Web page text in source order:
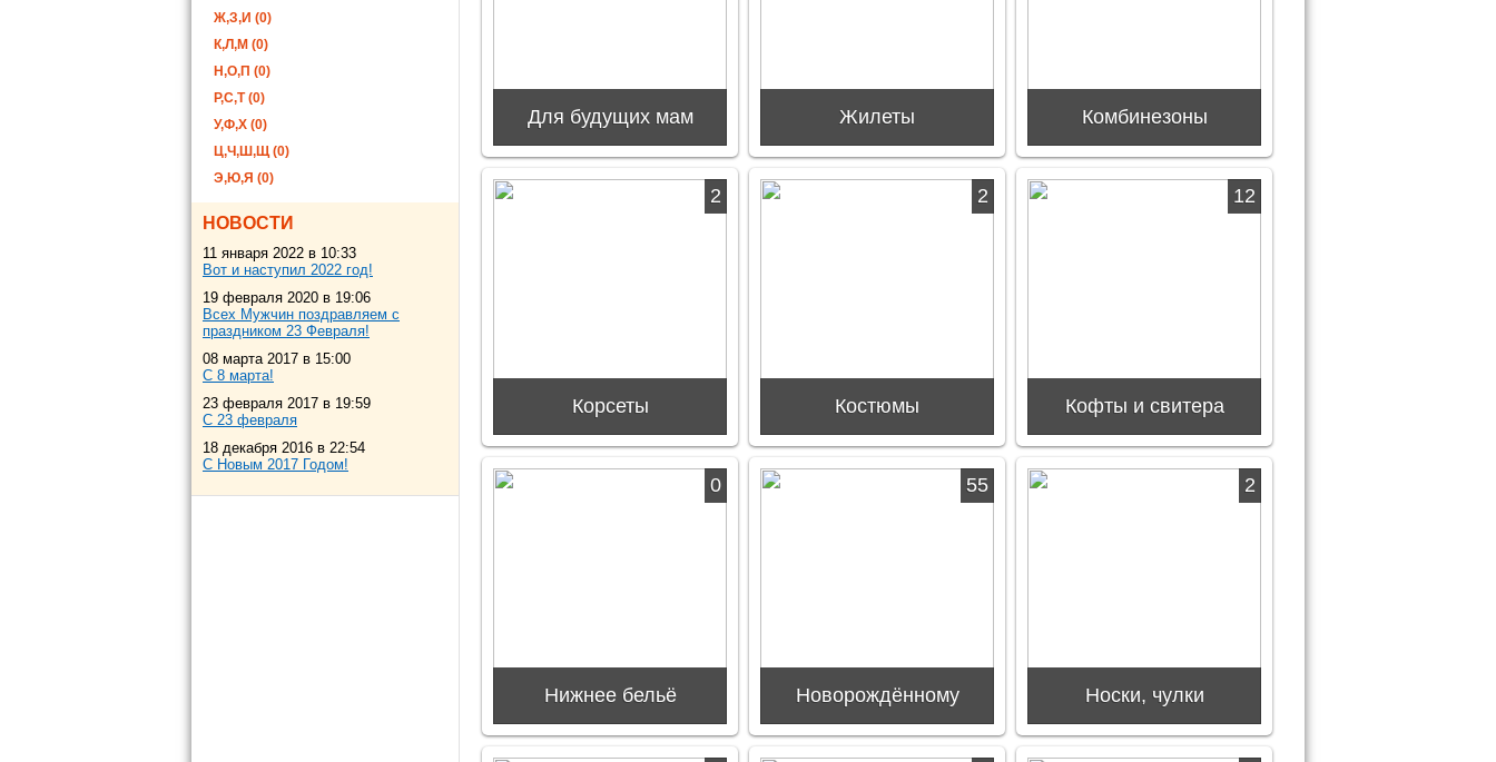
Для будущих мам Жилеты Комбинезоны
2
Корсеты
2
Костюмы
12
Кофты и свитера
0
Нижнее бельё
55
Новорождённому
2
Носки, чулки
Ж,З,И (0)
К,Л,М (0)
Н,О,П (0)
Р,С,Т (0)
У,Ф,Х (0)
Ц,Ч,Ш,Щ (0)
Э,Ю,Я (0)
НОВОСТИ
11 января 2022 в 10:33
Вот и наступил 2022 год!
19 февраля 2020 в 19:06
Всех Мужчин поздравляем с
праздником 23 Февраля!
08 марта 2017 в 15:00
С 8 марта!
23 февраля 2017 в 19:59
С 23 февраля
18 декабря 2016 в 22:54
С Новым 2017 Годом!